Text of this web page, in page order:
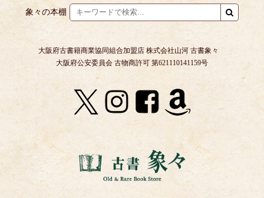
象々の本棚
大阪府古書籍商業協同組合加盟店 株式会社山河 古書象々
大阪府公安委員会 古物商許可 第621110141159号